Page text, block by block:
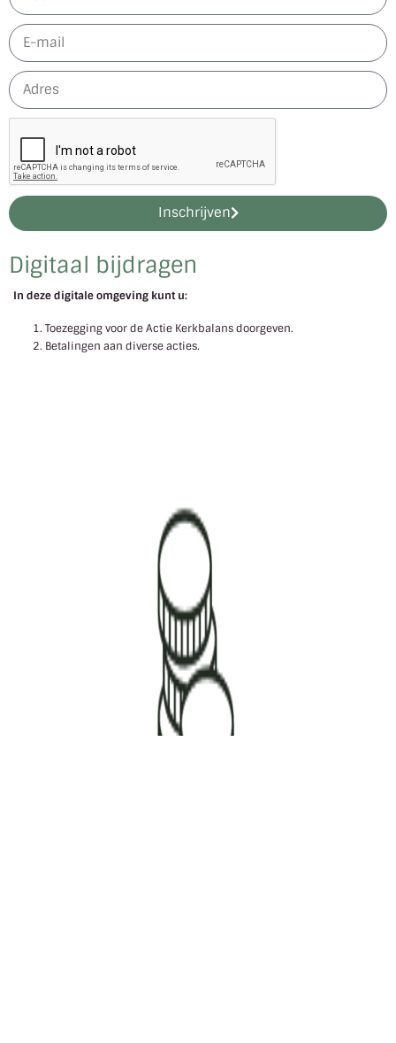
Digitaal bijdragen
In deze digitale omgeving kunt u:
Toezegging voor de Actie Kerkbalans doorgeven.
Betalingen aan diverse acties.
Inschrijven